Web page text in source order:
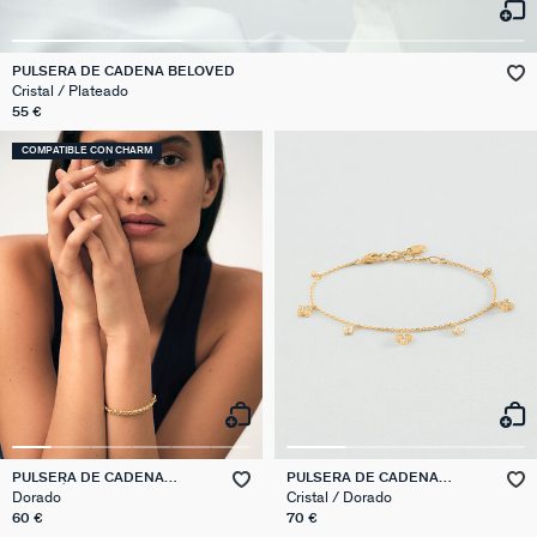
PULSERA DE CADENA BELOVED
Cristal / Plateado
55 €
COMPATIBLE CON CHARM
PULSERA DE CADENA
ESLABÓN PALMERA
Dorado
60 €
PULSERA DE CADENA
BELOVED
Cristal / Dorado
70 €